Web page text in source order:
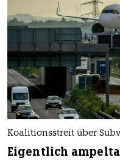
Koalitionsstreit über
Eigentlich